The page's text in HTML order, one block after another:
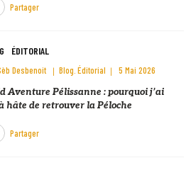
Partager
ÉDITORIAL
Desbenoit Blog Éditorial
5 Mai 2026
Aventure Pélissanne : pourquoi j’ai
hâte de retrouver la Péloche
Partager